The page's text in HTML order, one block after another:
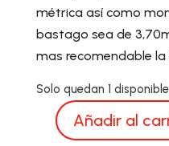
métrica así como
bastago sea de
mas recomendable la
Solo quedan 1
3DSRP001053
Añadir al